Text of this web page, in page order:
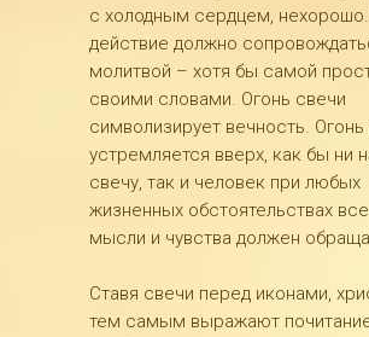
с холодным сердцем,
действие должно
молитвой – хотя бы самой
своими словами. Огонь свечи
символизирует вечность. Огонь
устремляется вверх, как бы ни
свечу, так и человек при любых
жизненных обстоятельствах
мысли и чувства должен
Ставя свечи перед иконами,
тем самым выражают